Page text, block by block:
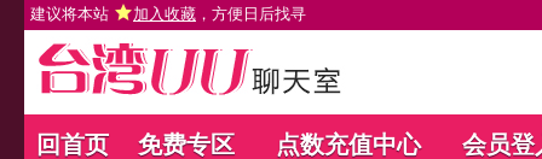
建议将本站 加入收藏 ，方便日后找寻
回首页 免费专区 点数充值中心 会员登